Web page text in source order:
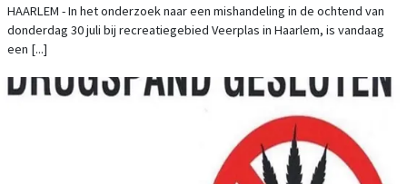
HAARLEM - In het onderzoek naar een mishandeling in de ochtend van
donderdag 30 juli bij recreatiegebied Veerplas in Haarlem, is vandaag
een [...]